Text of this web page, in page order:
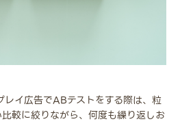
イ広告でABテストをする際は、粒
較に絞りながら、何度も繰り返しお